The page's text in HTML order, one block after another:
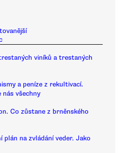
viníků a trestaných
a peníze z rekultivací.
nás všechny
Co zůstane z brněnského
plán na zvládání veder. Jako